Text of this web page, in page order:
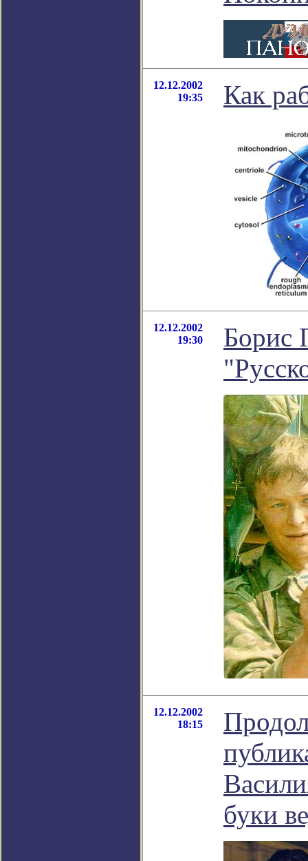
12.12.2002
19:35
Как
12.12.2002
19:30
Борис
12.12.2002
18:15
буки